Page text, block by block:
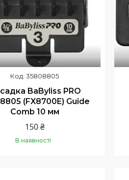
35808805
BaByliss PRO
(FX8700E) Guide
Comb 10 мм
150 ₴
В наявності